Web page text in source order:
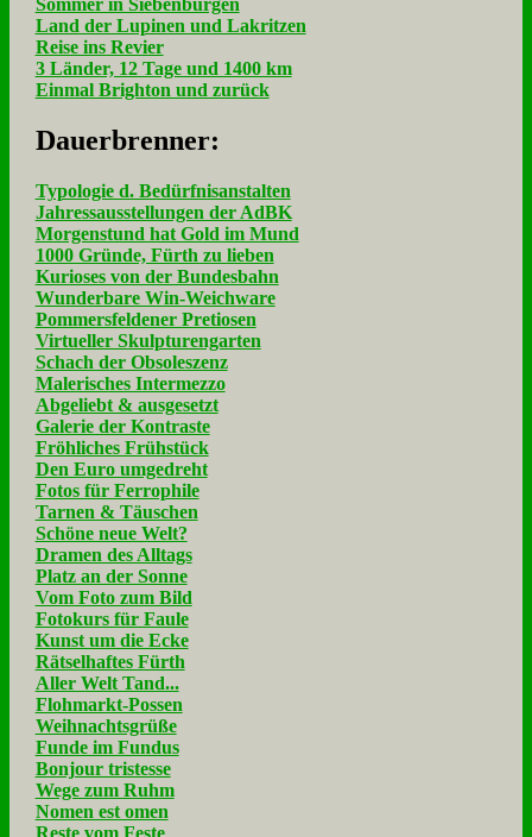
Land der Lupinen und Lakritzen
Reise ins Revier
3 Länder, 12 Tage und 1400 km
Einmal Brighton und zurück
Dau­er­bren­ner:
Typologie d. Bedürfnisanstalten
Jahressausstellungen der AdBK
Morgenstund hat Gold im Mund
1000 Gründe, Fürth zu lieben
Kurioses von der Bundesbahn
Wunderbare Win-Weichware
Pommersfeldener Pretiosen
Virtueller Skulpturengarten
Schach der Obsoleszenz
Malerisches Intermezzo
Abgeliebt & ausgesetzt
Galerie der Kontraste
Fröhliches Frühstück
Den Euro umgedreht
Fotos für Ferrophile
Tarnen & Täuschen
Schöne neue Welt?
Dramen des Alltags
Platz an der Sonne
Vom Foto zum Bild
Fotokurs für Faule
Kunst um die Ecke
Rätselhaftes Fürth
Aller Welt Tand...
Flohmarkt-Possen
Weihnachtsgrüße
Funde im Fundus
Bonjour tristesse
Wege zum Ruhm
Nomen est omen
Reste vom Feste